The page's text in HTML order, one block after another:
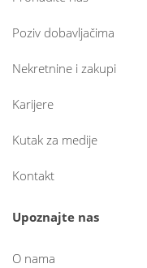
Poziv dobavljačima
Nekretnine i zakupi
Karijere
Kutak za medije
Kontakt
Upoznajte nas
O nama